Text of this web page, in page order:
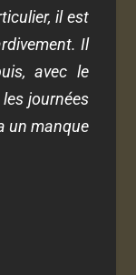
il est
Il
avec le
journées
un manque